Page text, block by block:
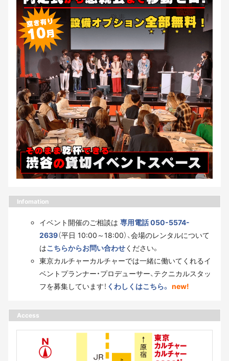
Infomation
イベント開催のご相談は 専用電話 050-5574-
2639（平日 10:00～18:00）、会場のレンタルについて
はこちらからお問い合わせください。
東京カルチャーカルチャーでは一緒に働いてくれるイ
ベントプランナー・プロデューサー、テクニカルスタッ
フを募集しています！ くわしくはこちら。 new!
Access